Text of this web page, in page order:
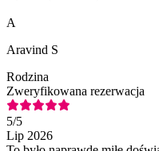
A
Aravind S
Rodzina
Zweryfikowana rezerwacja
5/5
Lip 2026